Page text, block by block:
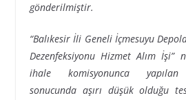
gönderilmiştir.
“Balıkesir İli Geneli İçmesuyu
Dezenfeksiyonu Hizmet Alım
ihale komisyonunca yapılan
sonucunda aşırı düşük olduğu